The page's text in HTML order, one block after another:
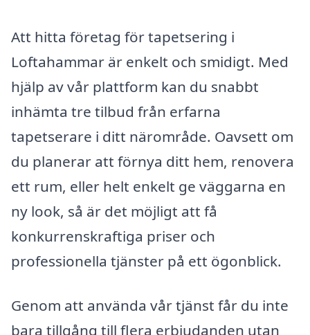
Att hitta företag för tapetsering i
Loftahammar är enkelt och smidigt. Med
hjälp av vår plattform kan du snabbt
inhämta tre tilbud från erfarna
tapetserare i ditt närområde. Oavsett om
du planerar att förnya ditt hem, renovera
ett rum, eller helt enkelt ge väggarna en
ny look, så är det möjligt att få
konkurrenskraftiga priser och
professionella tjänster på ett ögonblick.
Genom att använda vår tjänst får du inte
bara tillgång till flera erbjudanden utan